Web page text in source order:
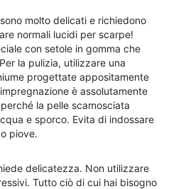
molto delicati e richiedono
normali lucidi per scarpe!
con setole in gomma che
la pulizia, utilizzare una
progettate appositamente
è assolutamente
la pelle scamosciata
e sporco. Evita di indossare
piove.
delicatezza. Non utilizzare
Tutto ciò di cui hai bisogno